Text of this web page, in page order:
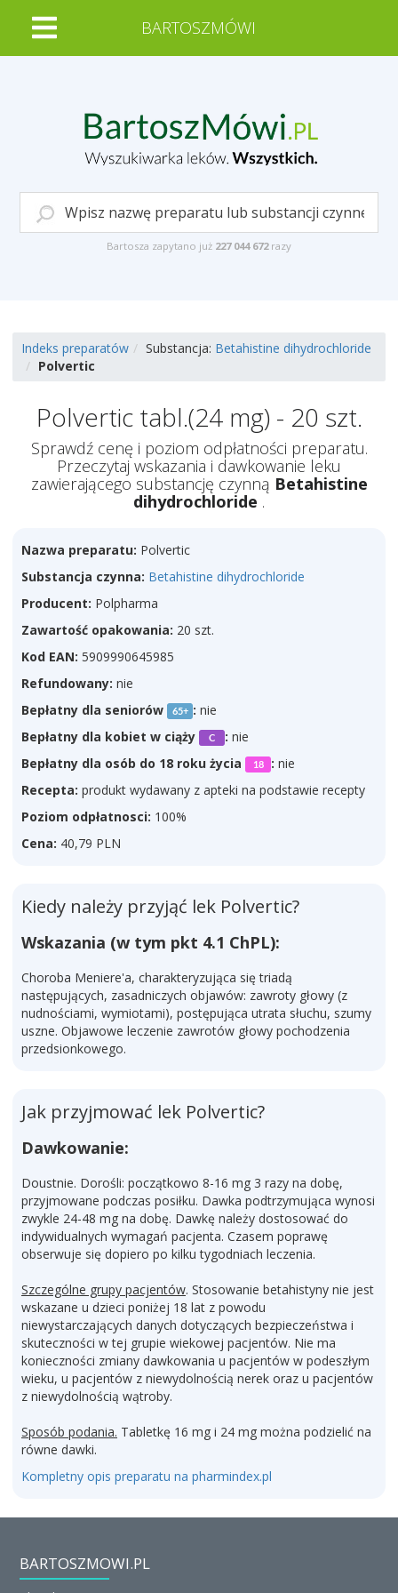
BARTOSZMÓWI
Bartosza zapytano już 227 044 672 razy
Indeks preparatów Substancja: Betahistine dihydrochloride
Polvertic
Polvertic tabl.(24 mg) - 20 szt.
Sprawdź cenę i poziom odpłatności preparatu.
Przeczytaj wskazania i dawkowanie leku
zawierającego substancję czynną Betahistine
dihydrochloride .
Nazwa preparatu: Polvertic
Substancja czynna: Betahistine dihydrochloride
Producent: Polpharma
Zawartość opakowania: 20 szt.
Kod EAN: 5909990645985
Refundowany: nie
Bepłatny dla seniorów
65+ : nie
Bepłatny dla kobiet w ciąży
C : nie
Bepłatny dla osób do 18 roku życia
18 : nie
Recepta: produkt wydawany z apteki na podstawie recepty
Poziom odpłatnosci: 100%
Cena: 40,79 PLN
Kiedy należy przyjąć lek Polvertic?
Wskazania (w tym pkt 4.1 ChPL):
Choroba Meniere'a, charakteryzująca się triadą
następujących, zasadniczych objawów: zawroty głowy (z
nudnościami, wymiotami), postępująca utrata słuchu, szumy
uszne. Objawowe leczenie zawrotów głowy pochodzenia
przedsionkowego.
Jak przyjmować lek Polvertic?
Dawkowanie:
Doustnie. Dorośli: początkowo 8-16 mg 3 razy na dobę,
przyjmowane podczas posiłku. Dawka podtrzymująca wynosi
zwykle 24-48 mg na dobę. Dawkę należy dostosować do
indywidualnych wymagań pacjenta. Czasem poprawę
obserwuje się dopiero po kilku tygodniach leczenia.
Szczególne grupy pacjentów. Stosowanie betahistyny nie jest
wskazane u dzieci poniżej 18 lat z powodu
niewystarczających danych dotyczących bezpieczeństwa i
skuteczności w tej grupie wiekowej pacjentów. Nie ma
konieczności zmiany dawkowania u pacjentów w podeszłym
wieku, u pacjentów z niewydolnością nerek oraz u pacjentów
z niewydolnością wątroby.
Sposób podania. Tabletkę 16 mg i 24 mg można podzielić na
równe dawki.
Kompletny opis preparatu na pharmindex.pl
BARTOSZMOWI.PL